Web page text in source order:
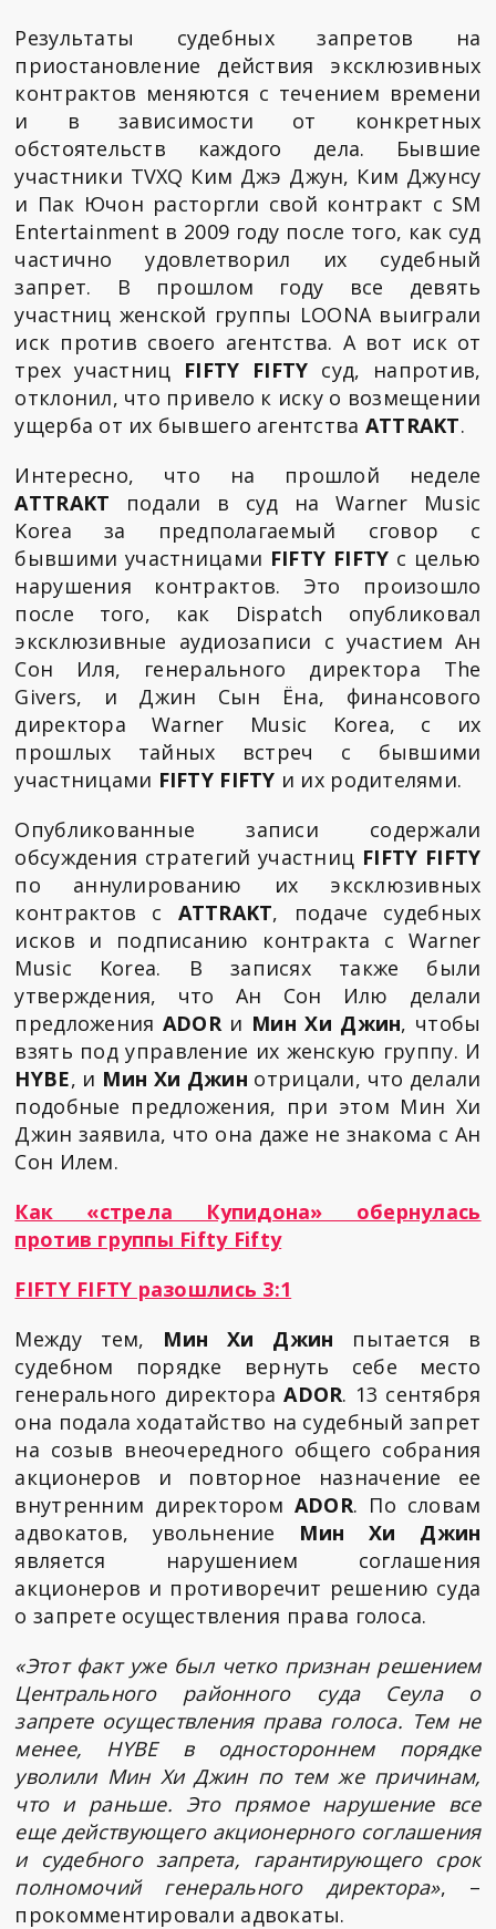
Результаты судебных запретов на
приостановление действия эксклюзивных
контрактов меняются с течением времени
и в зависимости от конкретных
обстоятельств каждого дела. Бывшие
участники TVXQ Ким Джэ Джун, Ким Джунсу
и Пак Ючон расторгли свой контракт с SM
Entertainment в 2009 году после того, как суд
частично удовлетворил их судебный
запрет. В прошлом году все девять
участниц женской группы LOONA выиграли
иск против своего агентства. А вот иск от
трех участниц FIFTY FIFTY суд, напротив,
отклонил, что привело к иску о возмещении
ущерба от их бывшего агентства ATTRAKT.
Интересно, что на прошлой неделе
ATTRAKT подали в суд на Warner Music
Korea за предполагаемый сговор с
бывшими участницами FIFTY FIFTY с целью
нарушения контрактов. Это произошло
после того, как Dispatch опубликовал
эксклюзивные аудиозаписи с участием Ан
Сон Иля, генерального директора The
Givers, и Джин Сын Ёна, финансового
директора Warner Music Korea, с их
прошлых тайных встреч с бывшими
участницами FIFTY FIFTY и их родителями.
Опубликованные записи содержали
обсуждения стратегий участниц FIFTY FIFTY
по аннулированию их эксклюзивных
контрактов с ATTRAKT, подаче судебных
исков и подписанию контракта с Warner
Music Korea. В записях также были
утверждения, что Ан Сон Илю делали
предложения ADORи Мин Хи Джин, чтобы
взять под управление их женскую группу. И
HYBE, и Мин Хи Джин отрицали, что делали
подобные предложения, при этом Мин Хи
Джин заявила, что она даже не знакома с Ан
Сон Илем.
Как «стрела Купидона» обернулась
против группы Fifty Fifty
FIFTY FIFTY разошлись 3:1
Между тем, Мин Хи Джин пытается в
судебном порядке вернуть себе место
генерального директораADOR. 13 сентября
она подала ходатайство на судебный запрет
на созыв внеочередного общего собрания
акционеров и повторное назначение ее
внутренним директором ADOR. По словам
адвокатов, увольнение Мин Хи Джин
является нарушением соглашения
акционеров и противоречит решению суда
о запрете осуществления права голоса.
«Этот факт уже был четко признан решением
Центрального районного суда Сеула о
запрете осуществления права голоса. Тем не
менее, HYBE в одностороннем порядке
уволили Мин Хи Джин по тем же причинам,
что и раньше. Это прямое нарушение все
еще действующего акционерного соглашения
и судебного запрета, гарантирующего срок
полномочий генерального директора», –
прокомментировали адвокаты.